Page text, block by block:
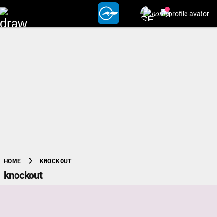
HOME chevron_right KNOCKOUT
knockout